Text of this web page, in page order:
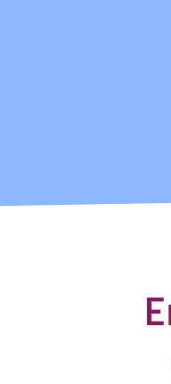
Ja, ich möchte
Einwilligung kann
und der